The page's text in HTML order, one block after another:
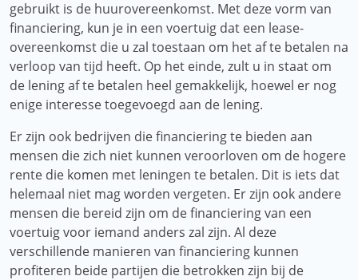
gebruikt is de huurovereenkomst. Met deze vorm van
financiering, kun je in een voertuig dat een lease-
overeenkomst die u zal toestaan ​​om het af te betalen na
verloop van tijd heeft. Op het einde, zult u in staat om
de lening af te betalen heel gemakkelijk, hoewel er nog
enige interesse toegevoegd aan de lening.
Er zijn ook bedrijven die financiering te bieden aan
mensen die zich niet kunnen veroorloven om de hogere
rente die komen met leningen te betalen. Dit is iets dat
helemaal niet mag worden vergeten. Er zijn ook andere
mensen die bereid zijn om de financiering van een
voertuig voor iemand anders zal zijn. Al deze
verschillende manieren van financiering kunnen
profiteren beide partijen die betrokken zijn bij de